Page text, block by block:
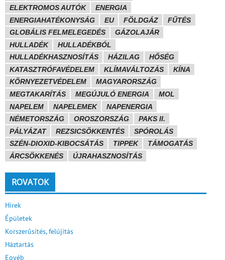
ELEKTROMOS AUTÓK
ENERGIA
ENERGIAHATÉKONYSÁG
EU FÖLDGÁZ
FŰTÉS
GLOBÁLIS FELMELEGEDÉS
GÁZOLAJÁR
HULLADÉK
HULLADÉKBÓL
HULLADÉKHASZNOSÍTÁS
HÁZILAG
HŐSÉG
KATASZTRÓFAVÉDELEM
KLÍMAVÁLTOZÁS
KÍNA
KÖRNYEZETVÉDELEM
MAGYARORSZÁG
MEGTAKARÍTÁS
MEGÚJULÓ ENERGIA
MOL
NAPELEM
NAPELEMEK
NAPENERGIA
NÉMETORSZÁG
OROSZORSZÁG
PAKS II.
PÁLYÁZAT
REZSICSÖKKENTÉS
SPÓROLÁS
SZÉN-DIOXID-KIBOCSÁTÁS
TIPPEK
TÁMOGATÁS
ÁRCSÖKKENÉS
ÚJRAHASZNOSÍTÁS
ROVATOK
Hírek
Épületek
Korszerűsítés, felújítás
Háztartás
Egyéb